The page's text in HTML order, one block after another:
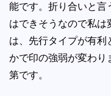
能です。折り合いと言
はできそうなので私は
は、先行タイプが有利
かで印の強弱が変わり
第です。